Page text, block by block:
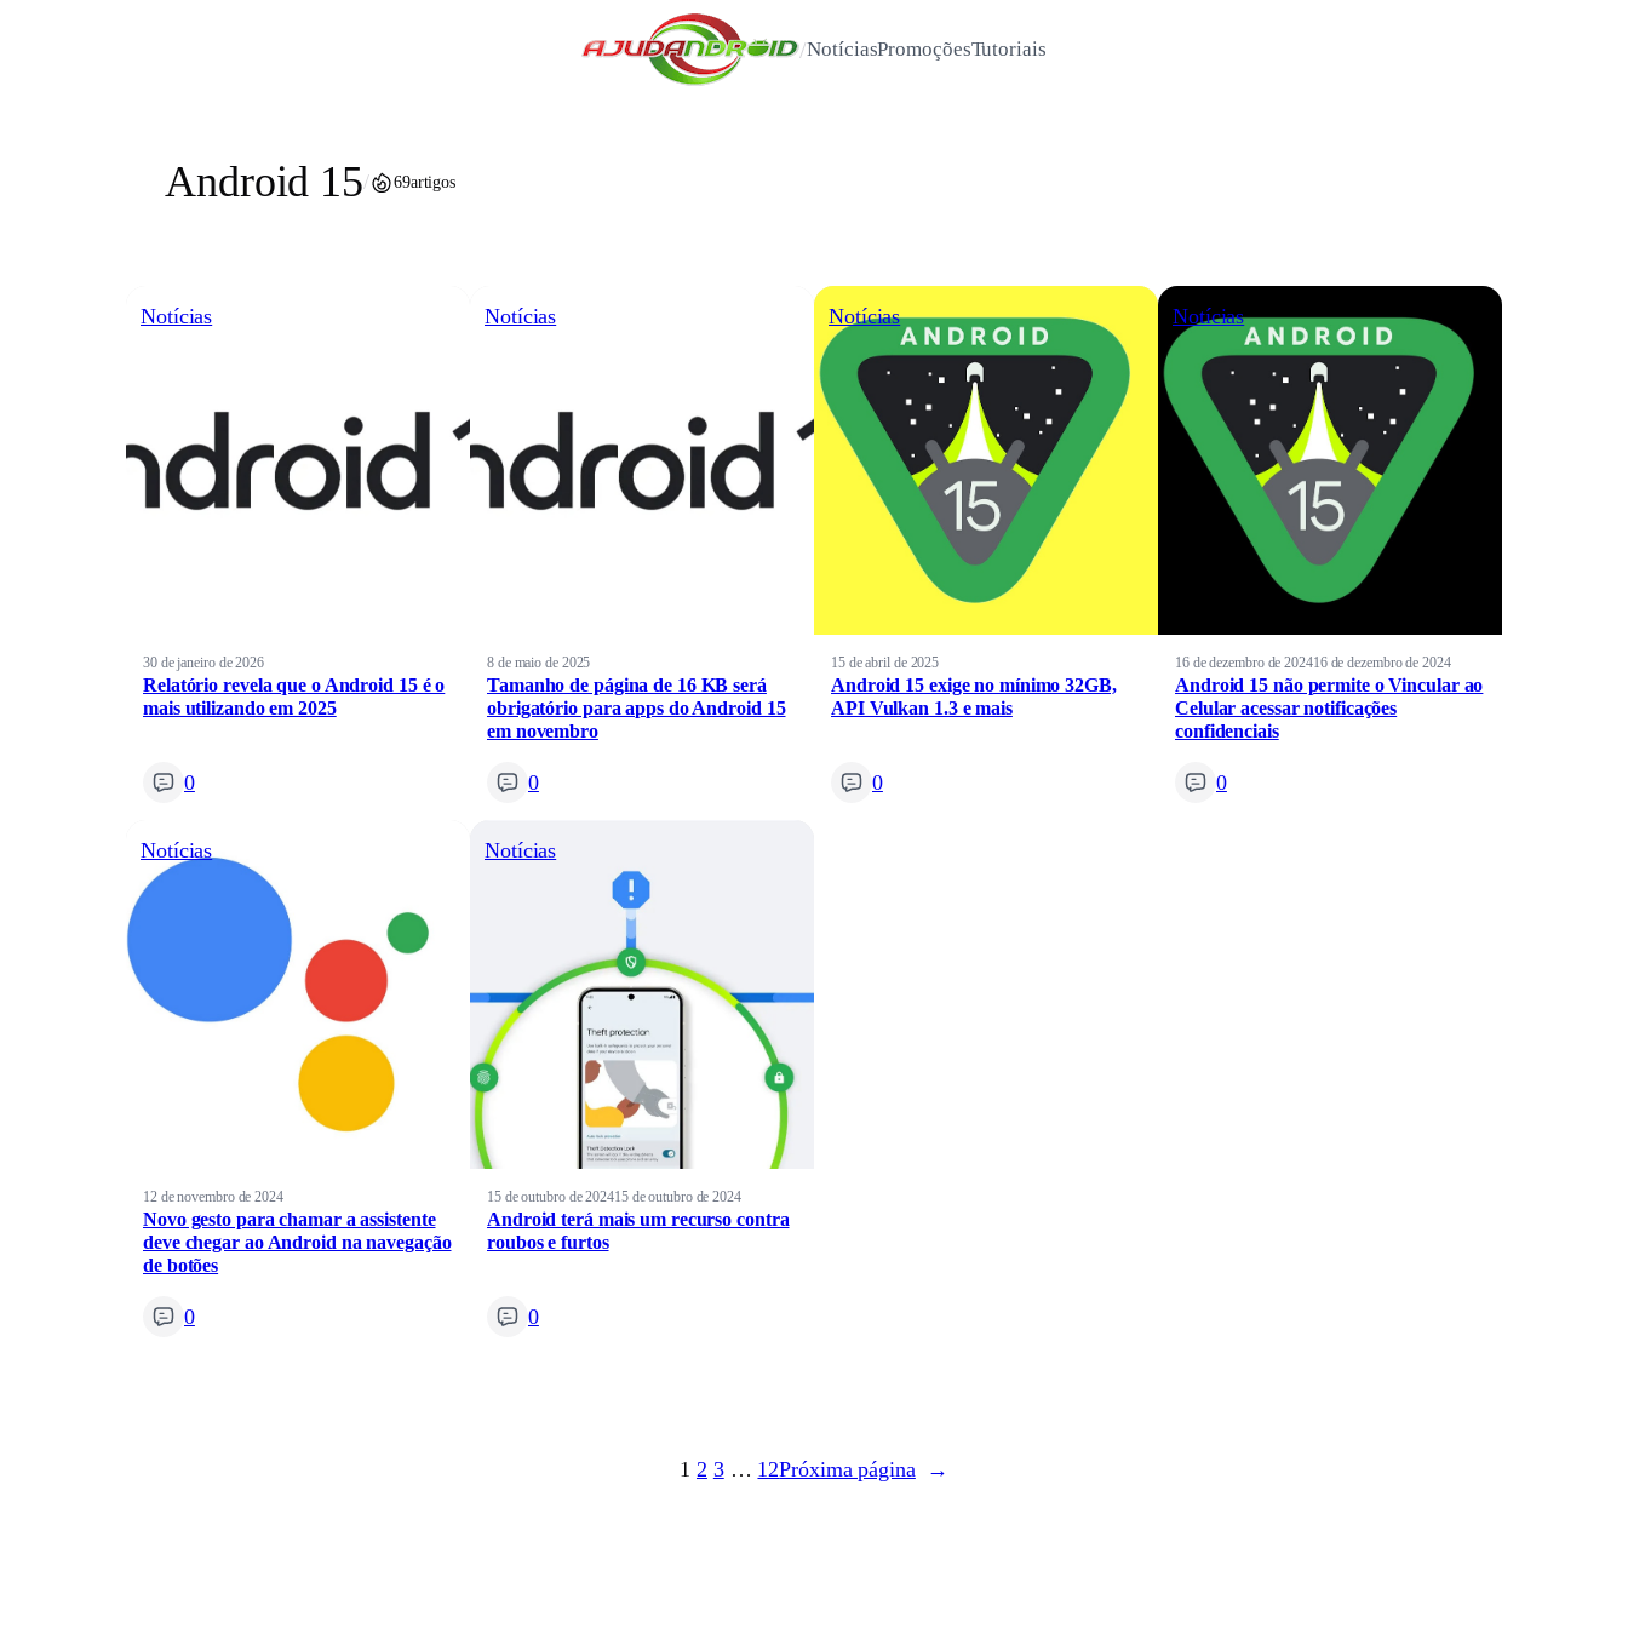
/NotíciasPromoçõesTutoriais
Android 15/ 69artigos
Notícias
30 de janeiro de 2026
Relatório revela que o Android 15 é o
mais utilizando em 2025
0
Notícias
8 de maio de 2025
Tamanho de página de 16 KB será
obrigatório para apps do Android 15
em novembro
0
Notícias
15 de abril de 2025
Android 15 exige no mínimo 32GB,
API Vulkan 1.3 e mais
0
Notícias
16 de dezembro de 202416 de dezembro de 2024
Android 15 não permite o Vincular ao
Celular acessar notificações
confidenciais
0
Notícias
12 de novembro de 2024
Novo gesto para chamar a assistente
deve chegar ao Android na navegação
de botões
0
Notícias
15 de outubro de 202415 de outubro de 2024
Android terá mais um recurso contra
roubos e furtos
0
1 2 3 … 12Próxima página →